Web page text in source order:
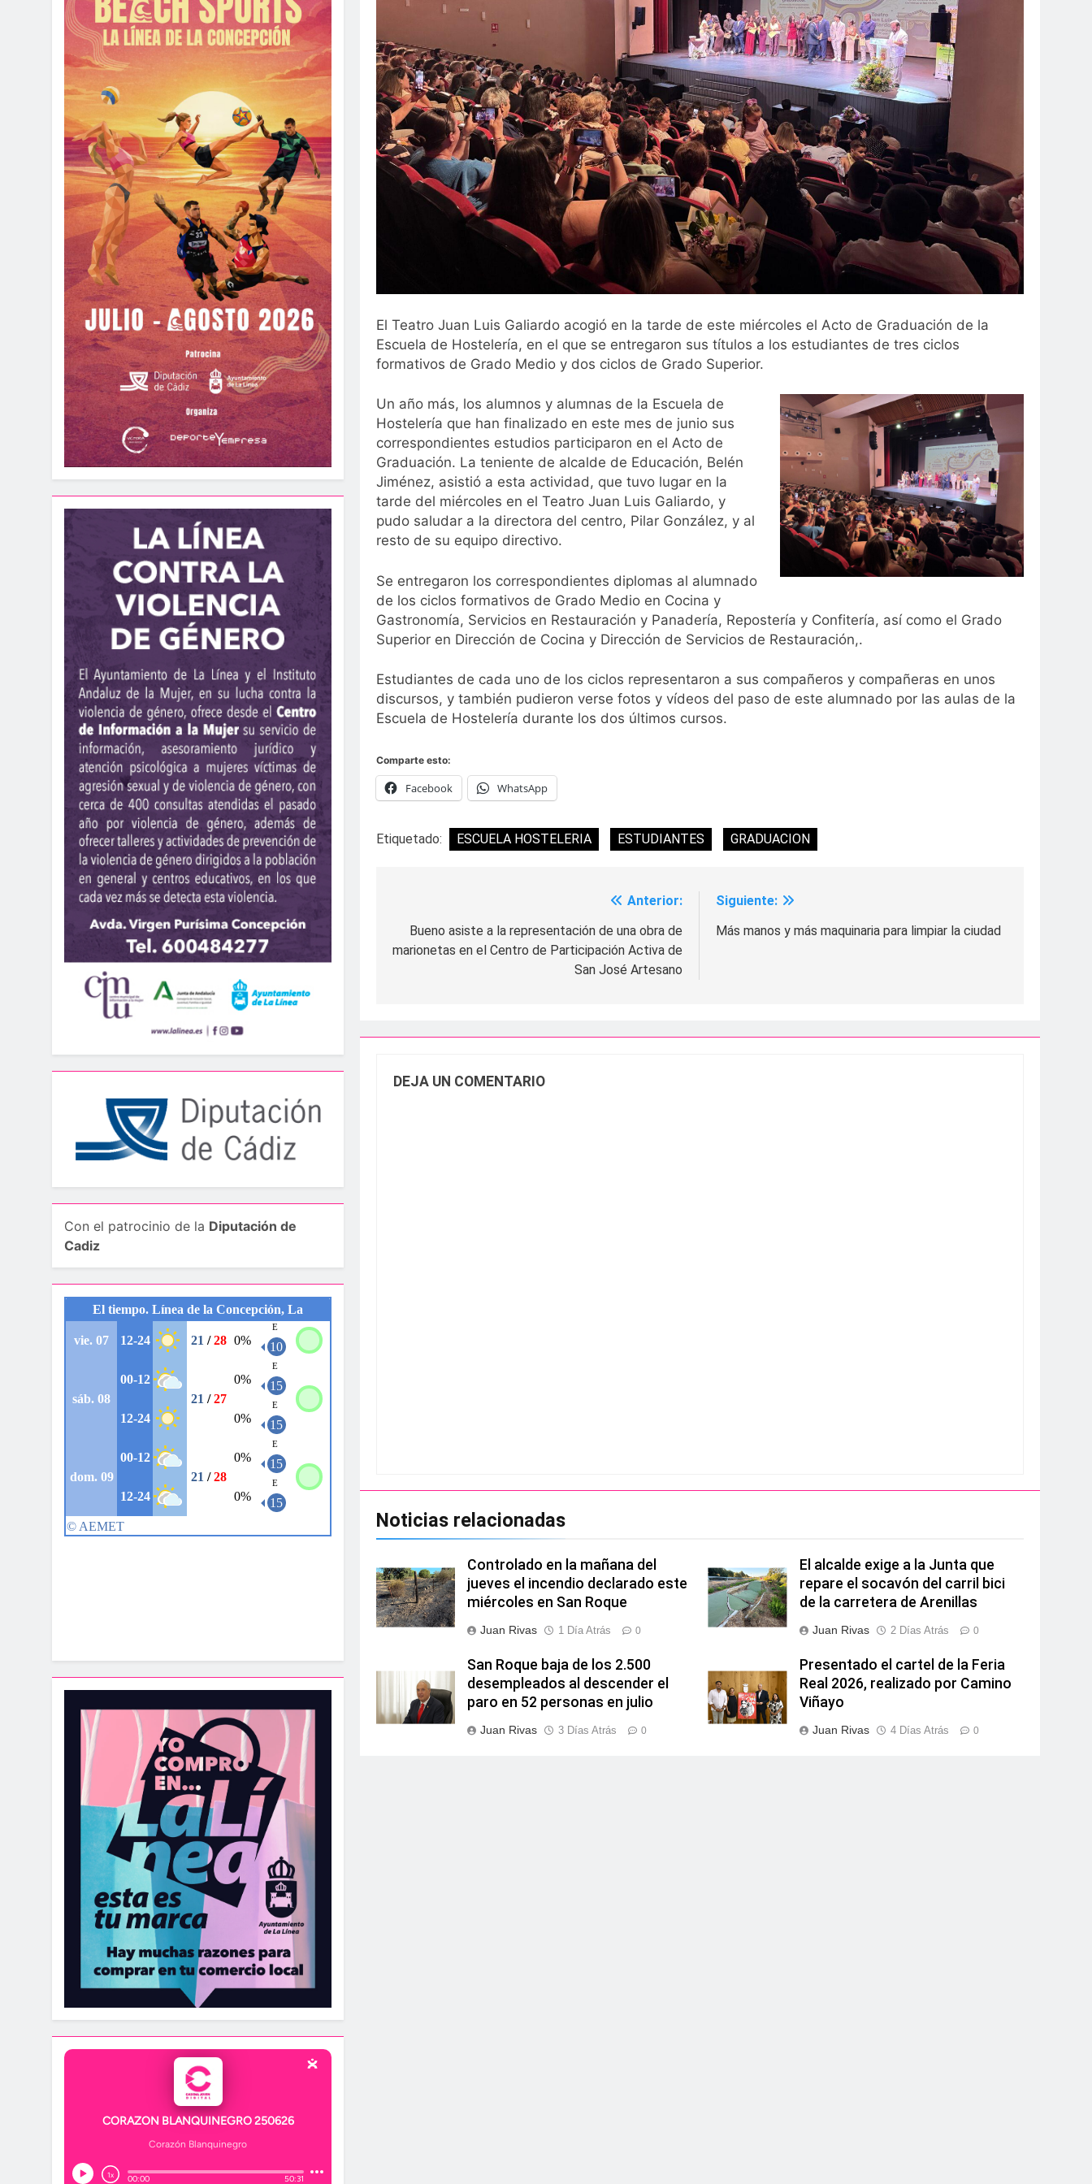
Con el patrocinio de la Diputación de
Cadiz
El Teatro Juan Luis Galiardo acogió en la tarde de este miércoles el Acto de Graduación de la
Escuela de Hostelería, en el que se entregaron sus títulos a los estudiantes de tres ciclos
formativos de Grado Medio y dos ciclos de Grado Superior.
Un año más, los alumnos y alumnas de la Escuela de
Hostelería que han finalizado en este mes de junio sus
correspondientes estudios participaron en el Acto de
Graduación. La teniente de alcalde de Educación, Belén
Jiménez, asistió a esta actividad, que tuvo lugar en la
tarde del miércoles en el Teatro Juan Luis Galiardo, y
pudo saludar a la directora del centro, Pilar González, y al
resto de su equipo directivo.
Se entregaron los correspondientes diplomas al alumnado
de los ciclos formativos de Grado Medio en Cocina y
Gastronomía, Servicios en Restauración y Panadería, Repostería y Confitería, así como el Grado
Superior en Dirección de Cocina y Dirección de Servicios de Restauración,.
Estudiantes de cada uno de los ciclos representaron a sus compañeros y compañeras en unos
discursos, y también pudieron verse fotos y vídeos del paso de este alumnado por las aulas de la
Escuela de Hostelería durante los dos últimos cursos.
Comparte esto:
Facebook WhatsApp
Etiquetado: ESCUELA HOSTELERIA ESTUDIANTES GRADUACION
de
Anterior:
Bueno asiste a la representación de una obra de
marionetas en el Centro de Participación Activa de
San José Artesano
Siguiente:
Más manos y más maquinaria para limpiar la ciudad
DEJA UN COMENTARIO
Noticias relacionadas
Controlado en la mañana del
jueves el incendio declarado este
miércoles en San Roque
Juan Rivas 1 Día Atrás 0
El alcalde exige a la Junta que
repare el socavón del carril bici
de la carretera de Arenillas
Juan Rivas 2 Días Atrás 0
San Roque baja de los 2.500
desempleados al descender el
paro en 52 personas en julio
Juan Rivas 3 Días Atrás 0
Presentado el cartel de la Feria
Real 2026, realizado por Camino
Viñayo
Juan Rivas 4 Días Atrás 0